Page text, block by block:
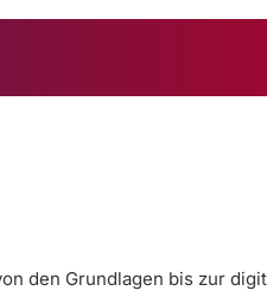
den Grundlagen bis zur